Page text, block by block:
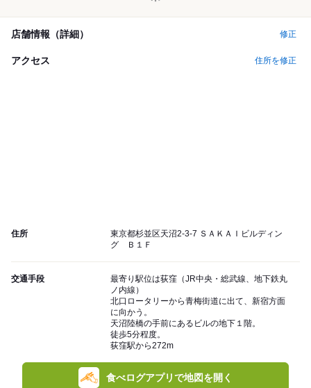
店舗情報（詳細） 修正
アクセス 住所を修正
住所
東京都杉並区天沼2-3-7 ＳＡＫＡＩビルディン
グ Ｂ１Ｆ
交通手段
最寄り駅位は荻窪（JR中央・総武線、地下鉄丸
ノ内線）
北口ロータリーから青梅街道に出て、新宿方面
に向かう。
天沼陸橋の手前にあるビルの地下１階。
徒歩5分程度。
荻窪駅から272m
食べログアプリで地図を開く